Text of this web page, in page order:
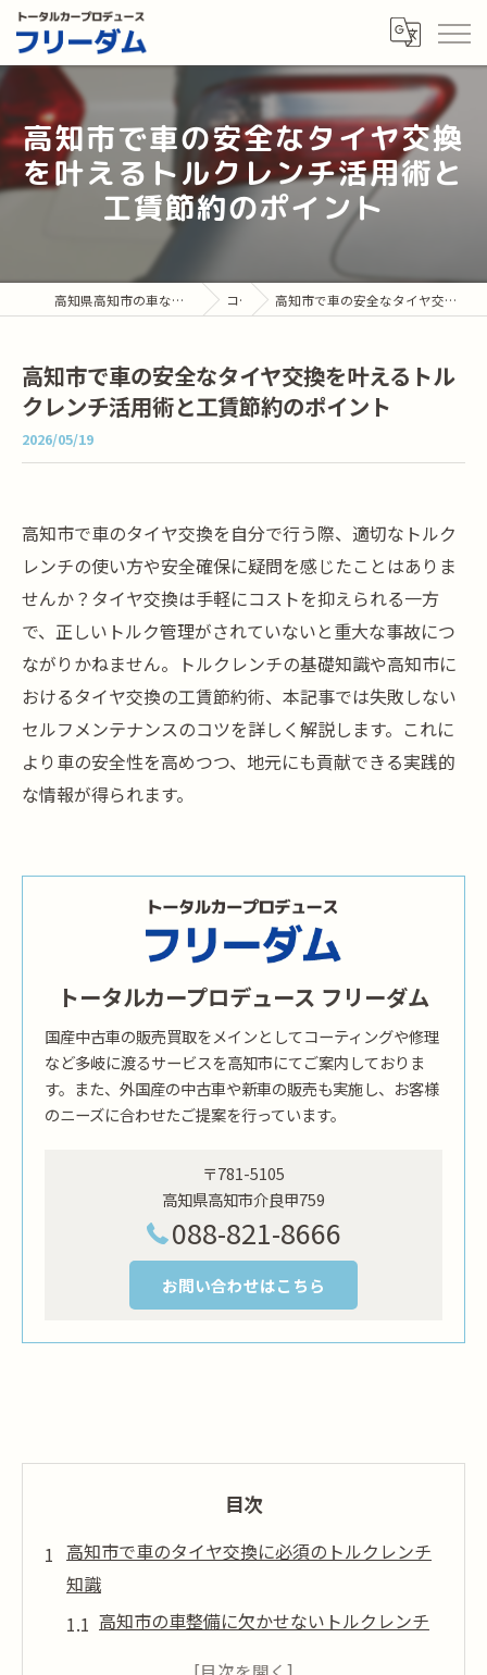
高知市で車の安全なタイヤ交換
を叶えるトルクレンチ活用術と
工賃節約のポイント
高知県高知市の車ならトータルカープロデュース フリーダム コラム 高知市で車の安全なタイヤ交換を叶えるトルクレンチ活用術と工賃節約のポイント
高知市で車の安全なタイヤ交換を叶えるトル
クレンチ活用術と工賃節約のポイント
2026/05/19
高知市で車のタイヤ交換を自分で行う際、適切なトルク
レンチの使い方や安全確保に疑問を感じたことはありま
せんか？タイヤ交換は手軽にコストを抑えられる一方
で、正しいトルク管理がされていないと重大な事故につ
ながりかねません。トルクレンチの基礎知識や高知市に
おけるタイヤ交換の工賃節約術、本記事では失敗しない
セルフメンテナンスのコツを詳しく解説します。これに
より車の安全性を高めつつ、地元にも貢献できる実践的
な情報が得られます。
トータルカープロデュース フリーダム
国産中古車の販売買取をメインとしてコーティングや修理
など多岐に渡るサービスを高知市にてご案内しておりま
す。また、外国産の中古車や新車の販売も実施し、お客様
のニーズに合わせたご提案を行っています。
〒781-5105
高知県高知市介良甲759
088-821-8666
お問い合わせはこちら
目次
高知市で車のタイヤ交換に必須のトルクレンチ
知識
高知市の車整備に欠かせないトルクレンチ